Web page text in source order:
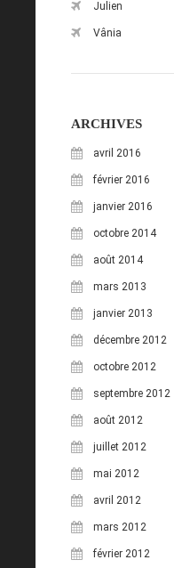
Julien
Vânia
ARCHIVES
avril 2016
février 2016
janvier 2016
octobre 2014
août 2014
mars 2013
janvier 2013
décembre 2012
octobre 2012
septembre 2012
août 2012
juillet 2012
mai 2012
avril 2012
mars 2012
février 2012